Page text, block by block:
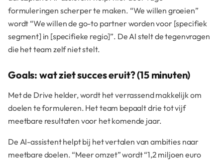
formuleringen scherper te maken. “We willen groeien”
wordt “We willen de go-to partner worden voor [specifiek
segment] in [specifieke regio]”. De AI stelt de tegenvragen
die het team zelf niet stelt.
Goals: wat ziet succes eruit? (15 minuten)
Met de Drive helder, wordt het verrassend makkelijk om
doelen te formuleren. Het team bepaalt drie tot vijf
meetbare resultaten voor het komende jaar.
De AI-assistent helpt bij het vertalen van ambities naar
meetbare doelen. “Meer omzet” wordt “1,2 miljoen euro